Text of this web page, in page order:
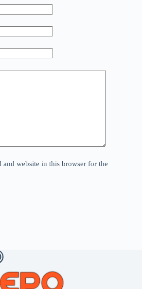
and website in this browser for the